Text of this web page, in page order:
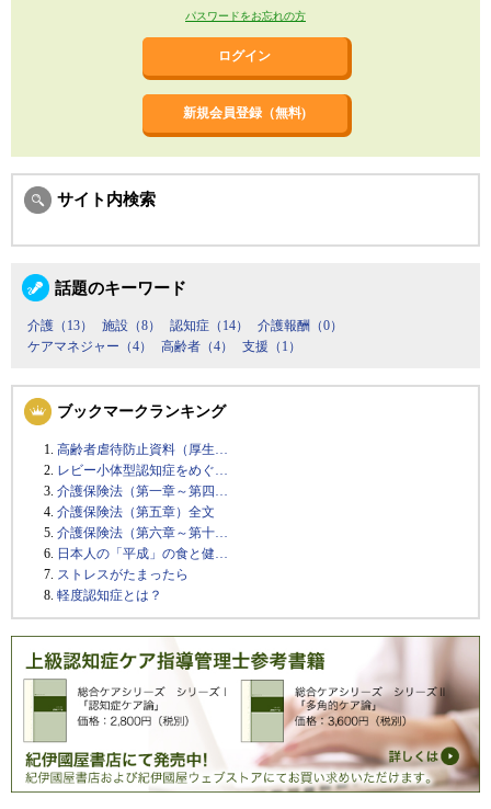
パスワードをお忘れの方
新規会員登録（無料)
サイト内検索
話題のキーワード
介護（13） 施設（8） 認知症（14）
介護報酬（0）
ケアマネジャー（4）
高齢者（4） 支援（1）
ブックマークランキング
高齢者虐待防止資料（厚生…
レビー小体型認知症をめぐ…
介護保険法（第一章～第四…
介護保険法（第五章）全文
介護保険法（第六章～第十…
日本人の「平成」の食と健…
ストレスがたまったら
軽度認知症とは？